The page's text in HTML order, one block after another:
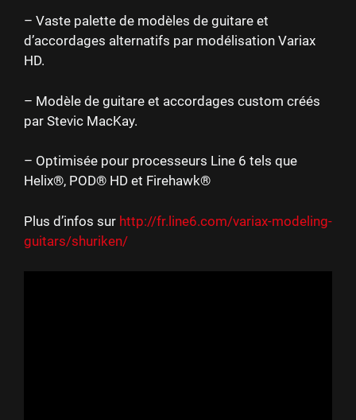
– Vaste palette de modèles de guitare et
d’accordages alternatifs par modélisation Variax
HD.
– Modèle de guitare et accordages custom créés
par Stevic MacKay.
– Optimisée pour processeurs Line 6 tels que
Helix®, POD® HD et Firehawk®
Plus d’infos sur http://fr.line6.com/variax-modeling-
guitars/shuriken/